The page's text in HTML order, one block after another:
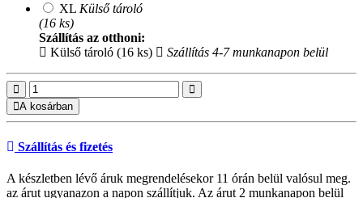
XL Külső tároló
(16 ks)
Szállítás az otthoni:
Külső tároló (16 ks)
Szállítás 4-7 munkanapon belül
A kosárban
Szállítás és fizetés
A készletben lévő áruk megrendelésekor 11 órán belül valósul meg.
az árut ugyanazon a napon szállítjuk. Az árut 2 munkanapon belül